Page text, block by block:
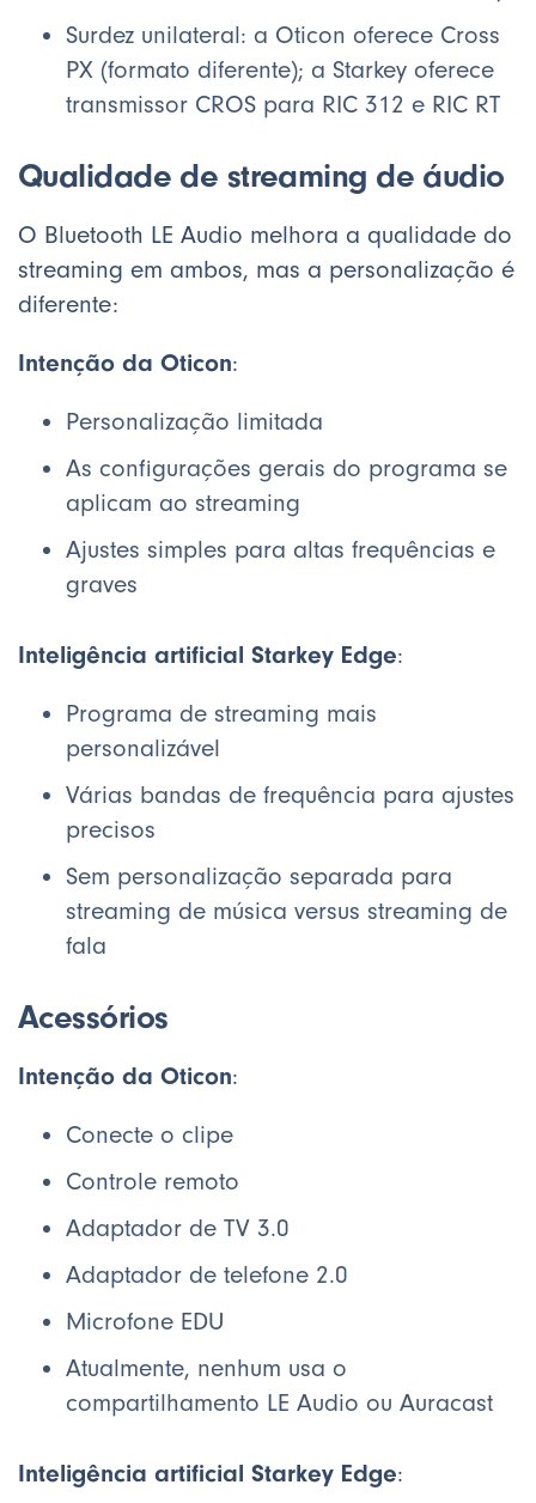
Surdez unilateral: a Oticon oferece Cross
PX (formato diferente); a Starkey oferece
transmissor CROS para RIC 312 e RIC RT
Qualidade de streaming de áudio
O Bluetooth LE Audio melhora a qualidade do
streaming em ambos, mas a personalização é
diferente:
Intenção da Oticon:
Personalização limitada
As configurações gerais do programa se
aplicam ao streaming
Ajustes simples para altas frequências e
graves
Inteligência artificial Starkey Edge:
Programa de streaming mais
personalizável
Várias bandas de frequência para ajustes
precisos
Sem personalização separada para
streaming de música versus streaming de
fala
Acessórios
Intenção da Oticon:
Conecte o clipe
Controle remoto
Adaptador de TV 3.0
Adaptador de telefone 2.0
Microfone EDU
Atualmente, nenhum usa o
compartilhamento LE Audio ou Auracast
Inteligência artificial Starkey Edge: